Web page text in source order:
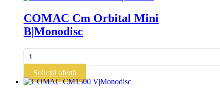
COMAC Cm Orbital Mini
B|Monodisc
Cantitate
COMAC
Cm
Orbital
Mini
Solicită ofertă